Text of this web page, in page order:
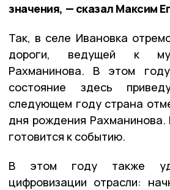
значения, — сказал Максим
Так, в селе Ивановка
дороги, ведущей к
Рахманинова. В этом
состояние здесь
следующем году страна
дня рождения Рахманинова.
готовится к событию.
В этом году также
цифровизации отрасли: